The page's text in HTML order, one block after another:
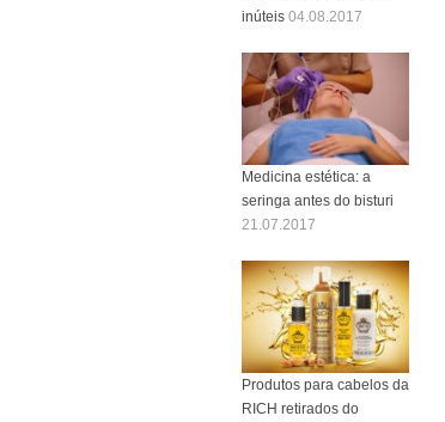
inúteis 04.08.2017
Medicina estética: a
seringa antes do bisturi
21.07.2017
Produtos para cabelos da
RICH retirados do